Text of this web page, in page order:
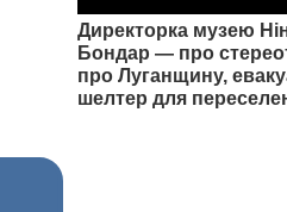
Директорка музею
Бондар — про
про Луганщину,
шелтер для